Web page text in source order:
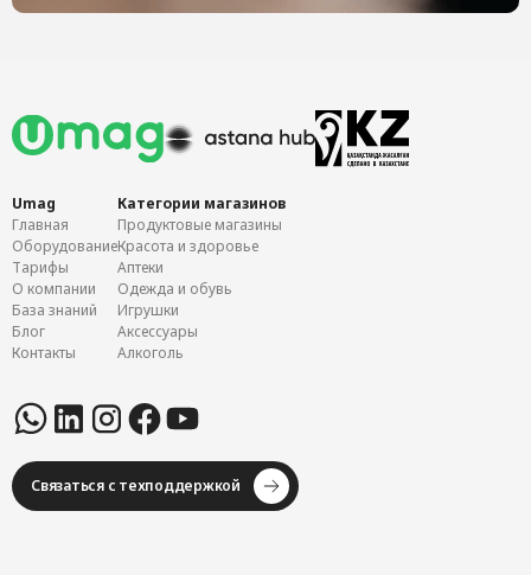
Umag
Главная
Оборудование
Тарифы
О компании
База знаний
Блог
Контакты
Категории магазинов
Продуктовые магазины
Красота и здоровье
Аптеки
Одежда и обувь
Игрушки
Аксессуары
Алкоголь
Связаться с техподдержкой